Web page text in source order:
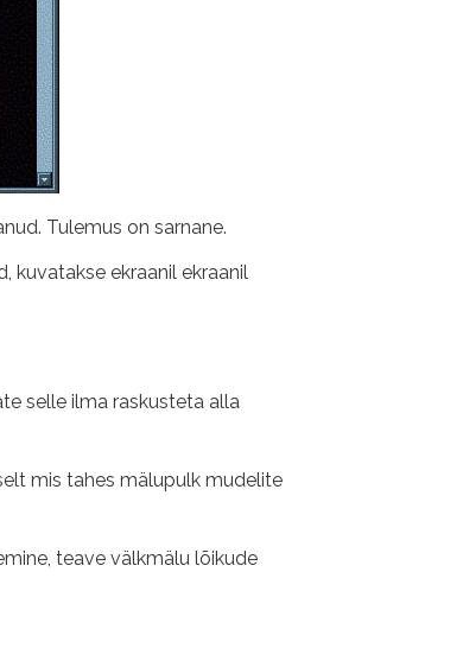
Tulemus on sarnane.
kuvatakse ekraanil ekraanil
selle ilma raskusteta alla
mis tahes mälupulk mudelite
teave välkmälu lõikude